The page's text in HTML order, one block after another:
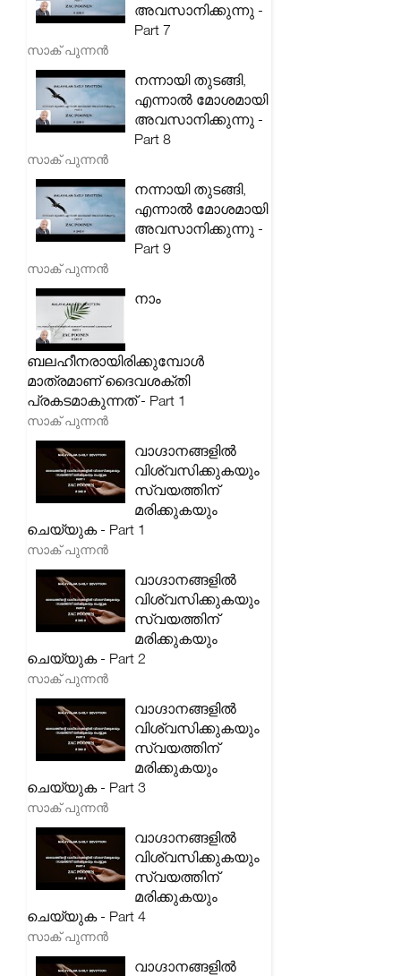
അവസാനിക്കുന്നു -
Part 7
സാക് പുന്നൻ
നന്നായി തുടങ്ങി,
എന്നാൽ മോശമായി
അവസാനിക്കുന്നു -
Part 8
സാക് പുന്നൻ
നന്നായി തുടങ്ങി,
എന്നാൽ മോശമായി
അവസാനിക്കുന്നു -
Part 9
സാക് പുന്നൻ
നാം
ബലഹീനരായിരിക്കുമ്പോൾ
മാത്രമാണ് ദൈവശക്തി
പ്രകടമാകുന്നത് - Part 1
സാക് പുന്നൻ
വാഗ്ദാനങ്ങളിൽ
വിശ്വസിക്കുകയും
സ്വയത്തിന്
മരിക്കുകയും
ചെയ്യുക - Part 1
സാക് പുന്നൻ
വാഗ്ദാനങ്ങളിൽ
വിശ്വസിക്കുകയും
സ്വയത്തിന്
മരിക്കുകയും
ചെയ്യുക - Part 2
സാക് പുന്നൻ
വാഗ്ദാനങ്ങളിൽ
വിശ്വസിക്കുകയും
സ്വയത്തിന്
മരിക്കുകയും
ചെയ്യുക - Part 3
സാക് പുന്നൻ
വാഗ്ദാനങ്ങളിൽ
വിശ്വസിക്കുകയും
സ്വയത്തിന്
മരിക്കുകയും
ചെയ്യുക - Part 4
സാക് പുന്നൻ
വാഗ്ദാനങ്ങളിൽ